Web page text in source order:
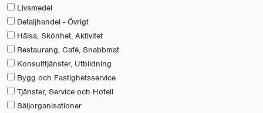
Livsmedel
Detaljhandel - Övrigt
Hälsa, Skönhet, Aktivitet
Restaurang, Café, Snabbmat
Konsulttjänster, Utbildning
Bygg och Fastighetsservice
Tjänster, Service och Hotell
Säljorganisationer